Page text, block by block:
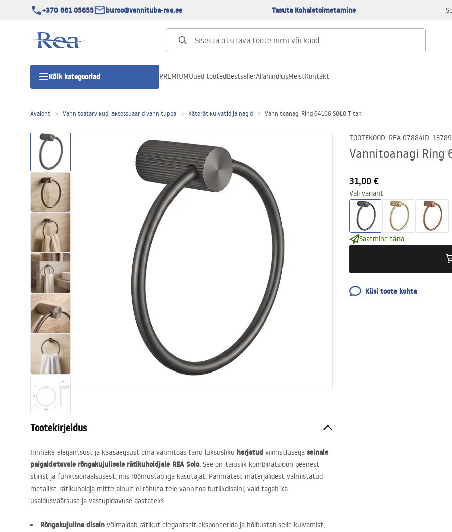
+370 661 05655 buroo@vannituba-rea.ee Tasuta Kohaletoimetamine
Kõik kategooriad
Duši uks
Vannitoa dušialused
Lineaarne duši äravool
Tualettruumid
Vannid ja ekraanid
Vannitoa segistid
Vannitoas dušid
Köök
PREMIUMUued tootedBestsellerAllahindlusMeistKontakt
Avaleht Vannitoatarvikud, aksessuaarid vannituppa Käterätikuivatid ja nagid Vannitoanagi Ring 64106 SOLO Titan
TOOTEKOOD: REA-07884ID: 13789
Vannitoanagi Ring
31,00 €
Vali variant
Saatmine täna.
Küsi toote kohta
Tootekirjeldus
Hinnake elegantsust ja kaasaegsust oma vannitoas tänu luksusliku harjatud viimistlusega seinale
paigaldatavale rõngakujulisele rätikuhoidjale REA Solo. See on täiuslik kombinatsioon peenest
stiilist ja funktsionaalsusest, mis rõõmustab iga kasutajat. Parimatest materjalidest valmistatud
metallist rätikuhoidja mitte ainult ei rõhuta teie vannitoa butiikdisaini, vaid tagab ka
usaldusväärsuse ja vastupidavuse aastateks.
Rõngakujuline disain võimaldab rätikut elegantselt eksponeerida ja hõlbustab selle kuivamist,